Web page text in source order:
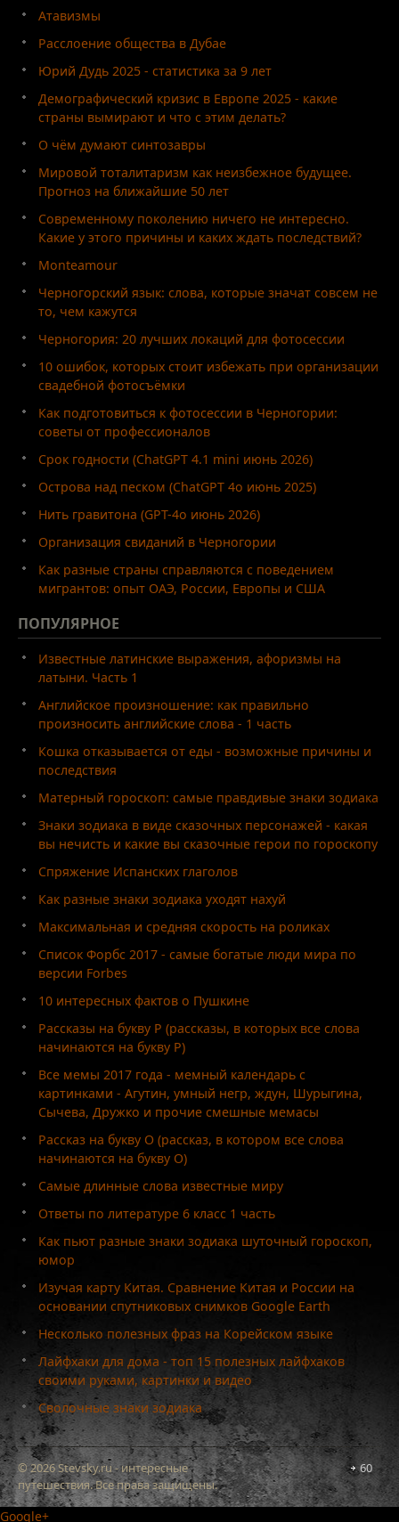
Атавизмы
Расслоение общества в Дубае
Юрий Дудь 2025 - статистика за 9 лет
Демографический кризис в Европе 2025 - какие
страны вымирают и что с этим делать?
О чём думают синтозавры
Мировой тоталитаризм как неизбежное будущее.
Прогноз на ближайшие 50 лет
Современному поколению ничего не интересно.
Какие у этого причины и каких ждать последствий?
Monteamour
Черногорский язык: слова, которые значат совсем не
то, чем кажутся
Черногория: 20 лучших локаций для фотосессии
10 ошибок, которых стоит избежать при организации
свадебной фотосъёмки
Как подготовиться к фотосессии в Черногории:
советы от профессионалов
Срок годности (ChatGPT 4.1 mini июнь 2026)
Острова над песком (ChatGPT 4o июнь 2025)
Нить гравитона (GPT-4o июнь 2026)
Организация свиданий в Черногории
Как разные страны справляются с поведением
мигрантов: опыт ОАЭ, России, Европы и США
ПОПУЛЯРНОЕ
Известные латинские выражения, афоризмы на
латыни. Часть 1
Английское произношение: как правильно
произносить английские слова - 1 часть
Кошка отказывается от еды - возможные причины и
последствия
Матерный гороскоп: самые правдивые знаки зодиака
Знаки зодиака в виде сказочных персонажей - какая
вы нечисть и какие вы сказочные герои по гороскопу
Спряжение Испанских глаголов
Как разные знаки зодиака уходят нахуй
Максимальная и средняя скорость на роликах
Список Форбс 2017 - самые богатые люди мира по
версии Forbes
10 интересных фактов о Пушкине
Рассказы на букву Р (рассказы, в которых все слова
начинаются на букву Р)
Все мемы 2017 года - мемный календарь с
картинками - Агутин, умный негр, ждун, Шурыгина,
Сычева, Дружко и прочие смешные мемасы
Рассказ на букву О (рассказ, в котором все слова
начинаются на букву О)
Самые длинные слова известные миру
Ответы по литературе 6 класс 1 часть
Как пьют разные знаки зодиака шуточный гороскоп,
юмор
Изучая карту Китая. Сравнение Китая и России на
основании спутниковых снимков Google Earth
Несколько полезных фраз на Корейском языке
Лайфхаки для дома - топ 15 полезных лайфхаков
своими руками, картинки и видео
Сволочные знаки зодиака
60
© 2026 Stevsky.ru - интересные
путешествия. Все права защищены.
Google+